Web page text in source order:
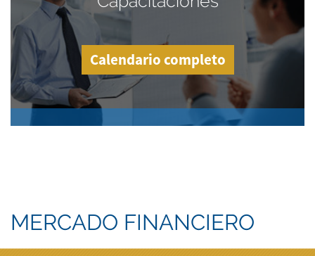
Calendario completo
MERCADO FINANCIERO